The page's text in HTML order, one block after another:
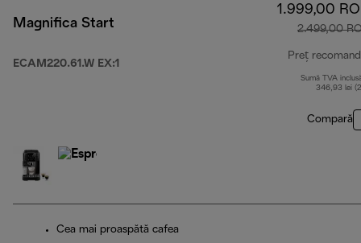
Magnifica Start
ECAM220.61.W EX:1
1.999,00
2.499,00
Preț
Sumă TVA
346,93 lei
Compară
Cea mai proaspătă cafea